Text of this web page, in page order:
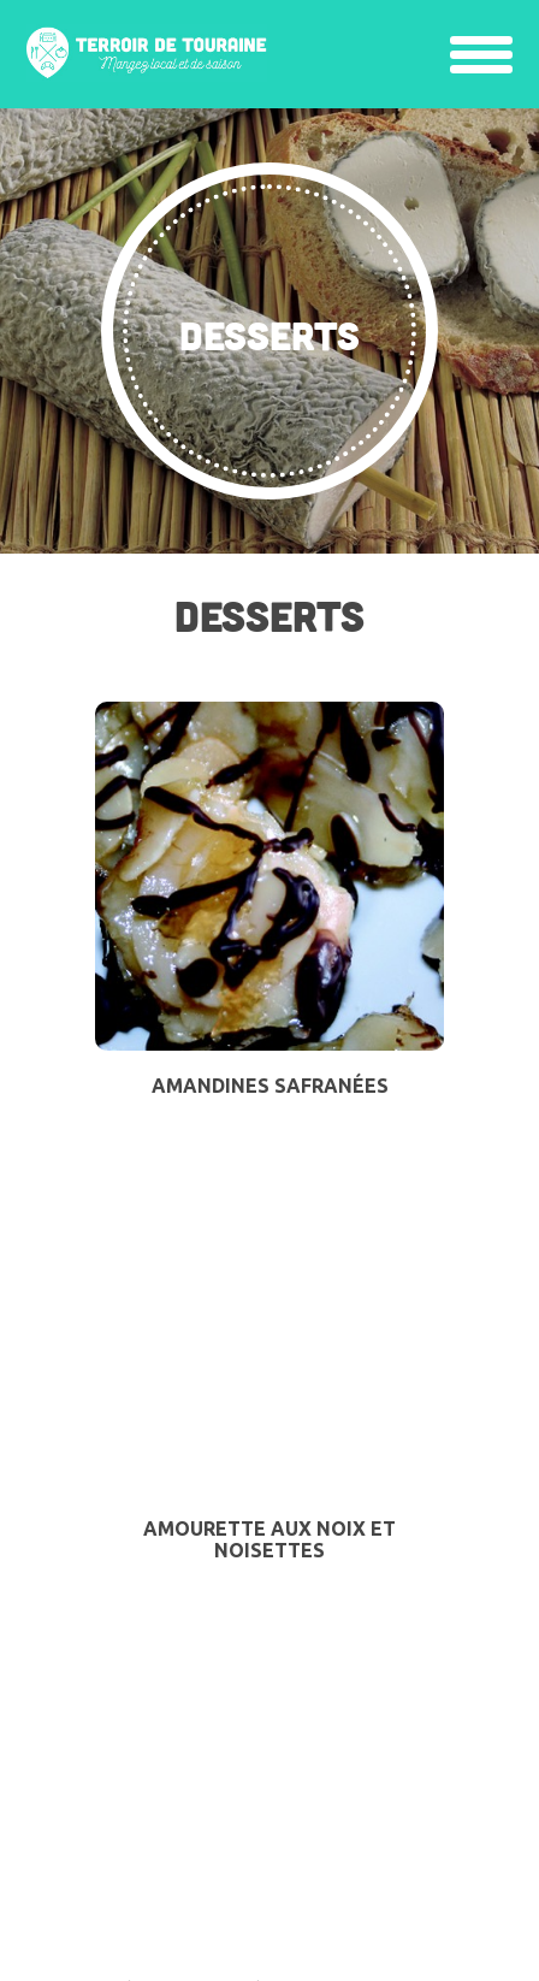
DESSERTS
DESSERTS
AMANDINES SAFRANÉES
AMOURETTE AUX NOIX ET
NOISETTES